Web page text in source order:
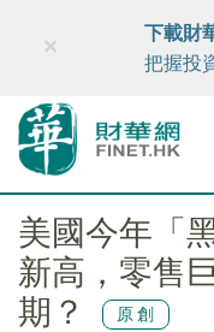
財華智庫網
×
下載財
把握投
美國今年「
新高，零售
期？
原創